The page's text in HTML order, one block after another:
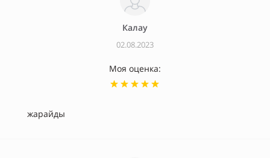
Калау
02.08.2023
Моя оценка:
жарайды